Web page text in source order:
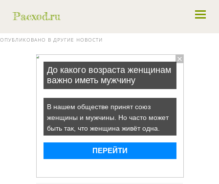
ОПУБЛИКОВАНО В ДРУГИЕ НОВОСТИ